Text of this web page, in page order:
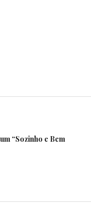
“Sozinho e Bem